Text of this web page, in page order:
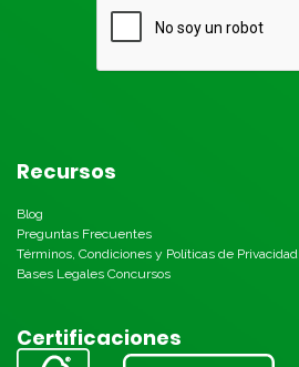
Recursos
Blog
Preguntas Frecuentes
Términos, Condiciones y Políticas de Privacidad
Bases Legales Concursos
Certificaciones